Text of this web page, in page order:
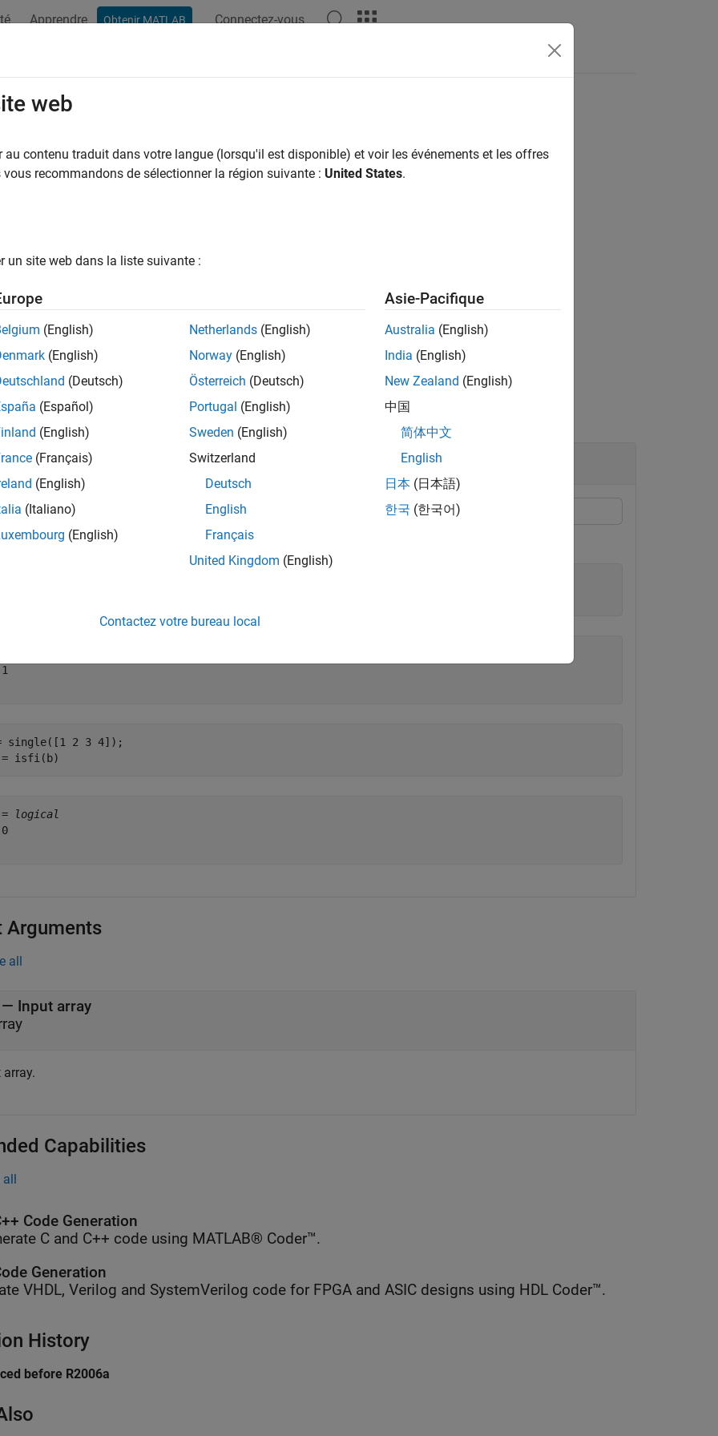
Apprendre Obtenir MATLAB Connectez-vous
whether variable isfi object
a )returns false).
all
Whether Variable Is afiObject
a variable and determine whether it is a fiobject.
single([1 2 3 4]);
isfi(b)
logical
Arguments
all
— Input array
array.
Capabilities
all
Code Generation
C and C++ code using MATLAB® Coder™.
Generation
VHDL, Verilog and SystemVerilog code for FPGA and ASIC designs using HDL Coder™.
History
before R2006a
web
au contenu traduit dans votre langue (lorsqu'il est disponible) et voir les événements et les offres
vous recommandons de sélectionner la région suivante : United States.
un site web dans la liste suivante :
(English)
(English)
(Deutsch)
(Español)
(English)
(Français)
(English)
(Italiano)
(English)
Netherlands (English)
Norway (English)
Österreich (Deutsch)
Portugal (English)
Sweden (English)
Switzerland
Deutsch
English
Français
United Kingdom (English)
Asie-Pacifique
Australia (English)
India (English)
New Zealand (English)
中国
简体中文
English
日本 (日本語)
한국 (한국어)
Contactez votre bureau local